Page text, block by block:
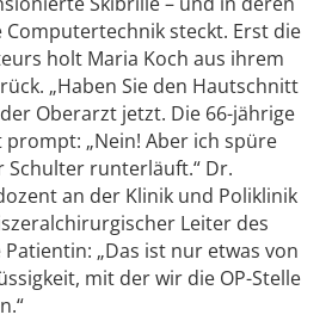
steckt. Erst die
holt Maria Koch aus ihrem
„Haben Sie den Hautschnitt
Oberarzt jetzt. Die 66-jährige
„Nein! Aber ich spüre
Schulter runterläuft.“ Dr.
an der Klinik und Poliklinik
Leiter des
„Das ist nur etwas von
mit der wir die OP-Stelle